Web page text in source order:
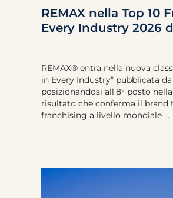
REMAX nella Top 10
Every Industry 2026
REMAX® entra nella nuova
in Every Industry” pubblicata
posizionandosi all’8° posto
risultato che conferma il brand
franchising a livello mondiale ...